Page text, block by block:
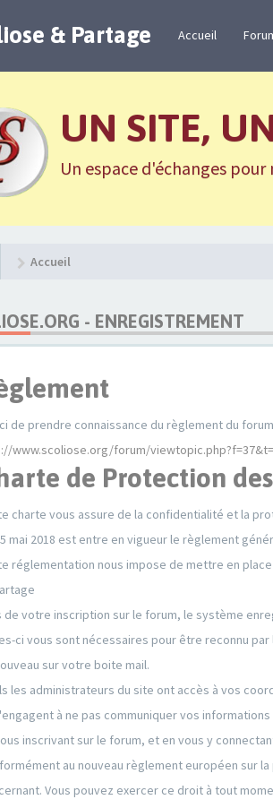
& Partage Accueil
UN SITE,
Un espace d'échanges
Accueil
- ENREGISTREMENT
de prendre connaissance du règlement du
www.scoliose.org/forum/
de Protection
charte vous assure de la confidentialité et la
mai 2018 est entre en vigueur le règlement
réglementation nous impose de mettre en
de votre inscription sur le forum, le système
ci vous sont nécessaires pour être reconnu
sur votre boite mail.
les administrateurs du site ont accès à vos
à ne pas communiquer vos
inscrivant sur le forum, et en vous y
au nouveau règlement européen sur
Vous pouvez exercer ce droit à tout